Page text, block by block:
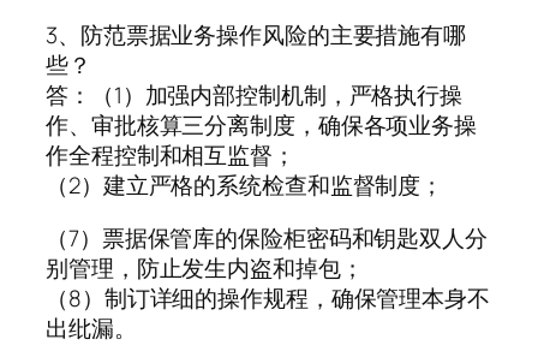
3、防范票据业务操作风险的主要措施有哪
些？
答：（1）加强内部控制机制，严格执行操
作、审批核算三分离制度，确保各项业务操
作全程控制和相互监督；
（2）建立严格的系统检查和监督制度；
（7）票据保管库的保险柜密码和钥匙双人分
别管理，防止发生内盗和掉包；
（8）制订详细的操作规程，确保管理本身不
出纰漏。